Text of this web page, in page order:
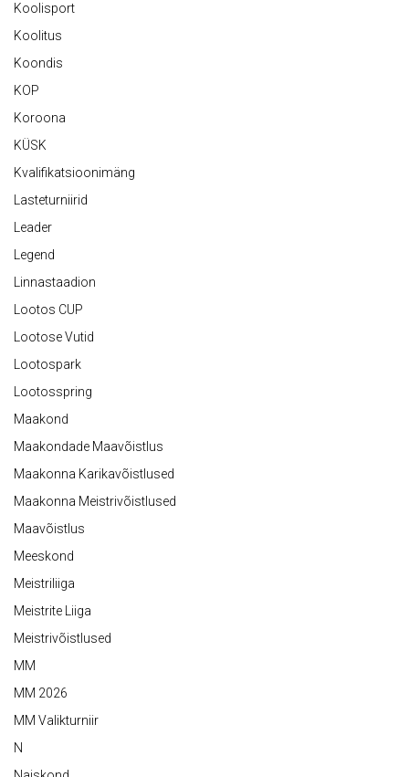
Koolisport
Koolitus
Koondis
KOP
Koroona
KÜSK
Kvalifikatsioonimäng
Lasteturniirid
Leader
Legend
Linnastaadion
Lootos CUP
Lootose Vutid
Lootospark
Lootosspring
Maakond
Maakondade Maavõistlus
Maakonna Karikavõistlused
Maakonna Meistrivõistlused
Maavõistlus
Meeskond
Meistriliiga
Meistrite Liiga
Meistrivõistlused
MM
MM 2026
MM Valikturniir
N